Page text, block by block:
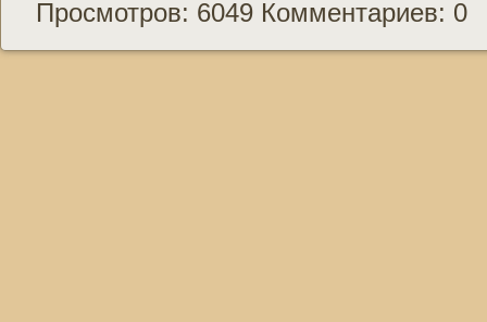
Просмотров: 6049 Комментариев: 0